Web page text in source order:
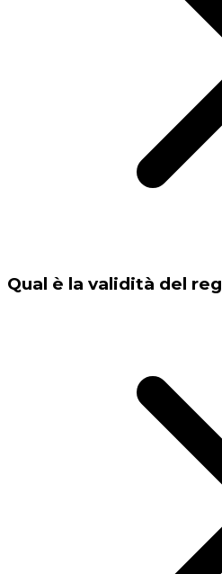
Qual è la validità del